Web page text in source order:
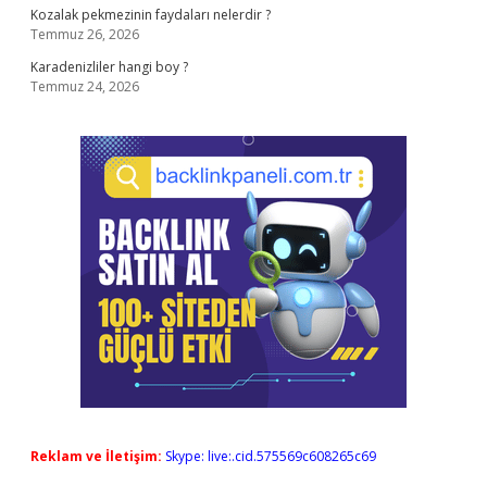
Kozalak pekmezinin faydaları nelerdir ?
Temmuz 26, 2026
Karadenizliler hangi boy ?
Temmuz 24, 2026
Reklam ve İletişim: Skype: live:.cid.575569c608265c69